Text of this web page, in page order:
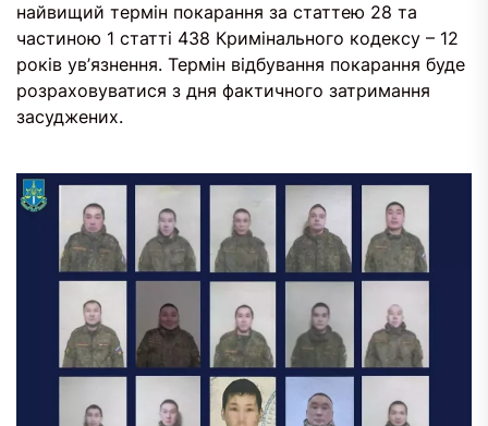
найвищий термін покарання за статтею 28 та
частиною 1 статті 438 Кримінального кодексу – 12
років ув’язнення. Термін відбування покарання буде
розраховуватися з дня фактичного затримання
засуджених.